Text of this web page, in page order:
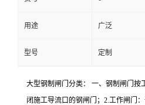
用途 广泛
型号 定制
大型钢制闸门分类： 一、钢制闸门按
闭施工导流口的钢闸门；2.工作闸门